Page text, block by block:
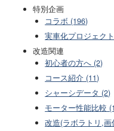
特別企画
コラボ (196)
実車化プロジェク
改造関連
初心者の方へ (2)
コース紹介 (11)
シャーシデータ (2)
モーター性能比較
改造(ラボラトリ,画